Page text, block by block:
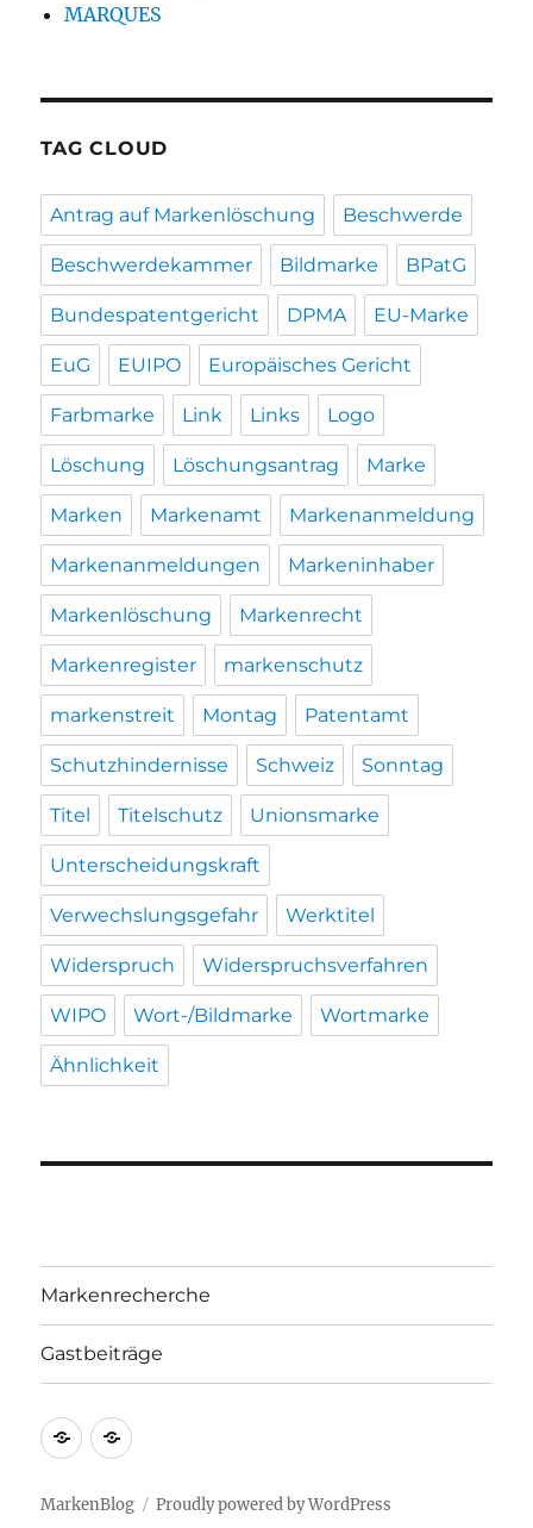
MARQUES
TAG CLOUD
Antrag auf Markenlöschung Beschwerde
Beschwerdekammer Bildmarke BPatG
Bundespatentgericht DPMA EU-Marke
EuG EUIPO Europäisches Gericht
Farbmarke Link Links Logo
Löschung Löschungsantrag Marke
Marken Markenamt Markenanmeldung
Markenanmeldungen Markeninhaber
Markenlöschung Markenrecht
Markenregister markenschutz
markenstreit Montag Patentamt
Schutzhindernisse Schweiz Sonntag
Titel Titelschutz Unionsmarke
Unterscheidungskraft
Verwechslungsgefahr Werktitel
Widerspruch Widerspruchsverfahren
WIPO Wort-/Bildmarke Wortmarke
Ähnlichkeit
Markenrecherche
Gastbeiträge
Markenrecherche
Gastbeiträge
MarkenBlog Proudly powered by WordPress